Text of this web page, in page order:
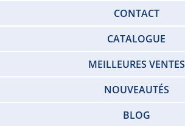
CONTACT
CATALOGUE
MEILLEURES VENTES
NOUVEAUTÉS
BLOG